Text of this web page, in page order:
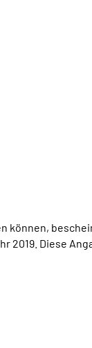
können,
2019. Diese